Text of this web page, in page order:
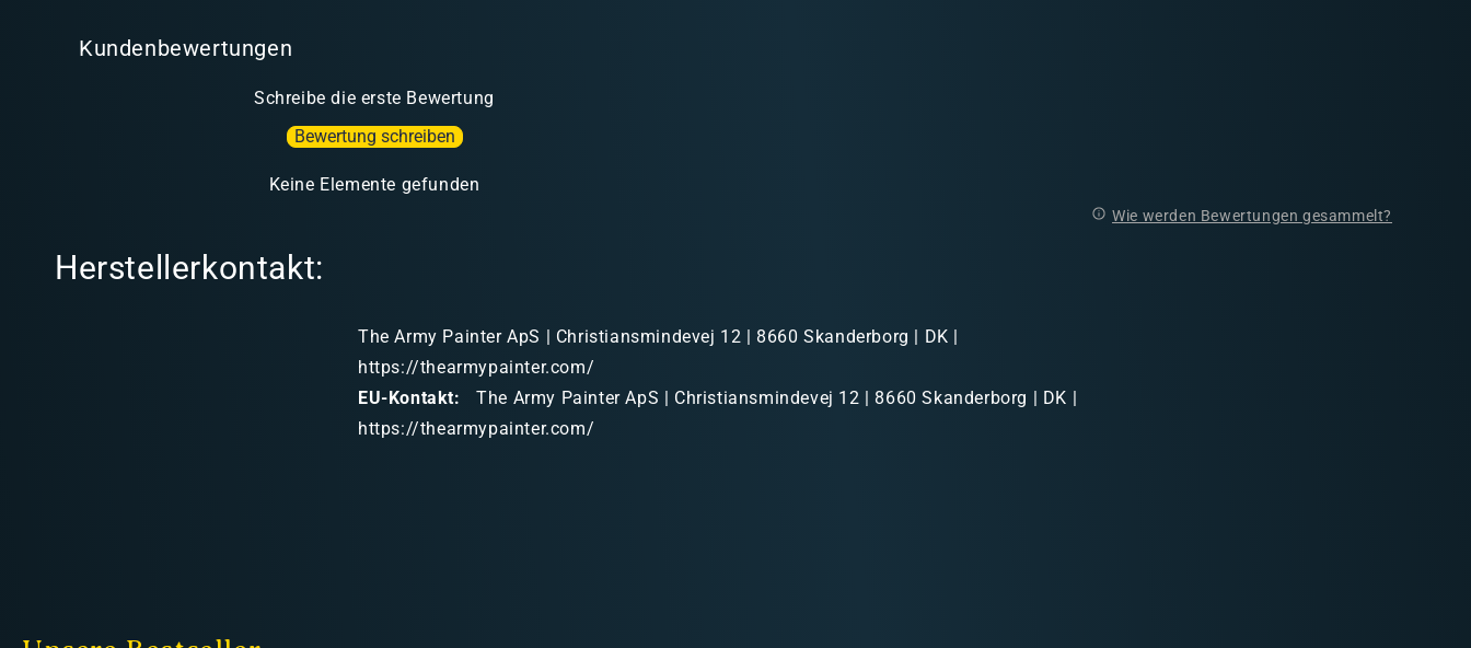
Kundenbewertungen
Schreibe die erste Bewertung
Bewertung schreiben
Keine Elemente gefunden
Wie werden Bewertungen gesammelt?
Herstellerkontakt:
The Army Painter ApS | Christiansmindevej 12 | 8660 Skanderborg | DK |
https://thearmypainter.com/
EU-Kontakt:
The Army Painter ApS | Christiansmindevej 12 | 8660 Skanderborg | DK |
https://thearmypainter.com/